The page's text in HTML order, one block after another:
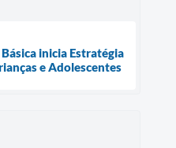
inicia Estratégia
e Adolescentes